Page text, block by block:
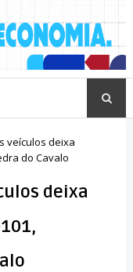
veículos deixa
do Cavalo
deixa